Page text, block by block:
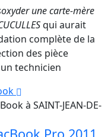
une carte-mère
qui aurait
complète de la
des pièce
technicien